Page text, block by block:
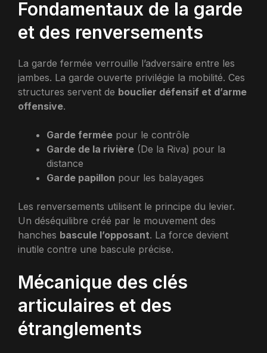
Fondamentaux de la garde
et des renversements
La garde fermée verrouille l’adversaire entre les
jambes. La garde ouverte privilégie la mobilité. Ces
structures servent de bouclier défensif et d’arme
offensive.
Garde fermée pour le contrôle
Garde de la rivière (De la Riva) pour la
distance
Garde papillon pour les balayages
Les renversements utilisent le principe du levier.
Un déséquilibre créé par le mouvement des
hanches bascule l’opposant. La force devient
inutile contre une bascule précise.
Mécanique des clés
articulaires et des
étranglements